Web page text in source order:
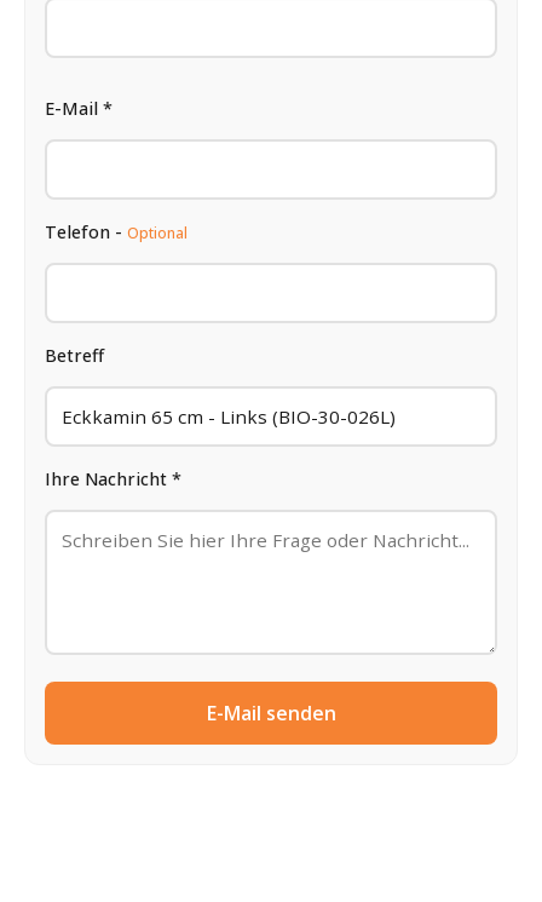
E-Mail *
Telefon - Optional
Betreff
Ihre Nachricht *
E-Mail senden